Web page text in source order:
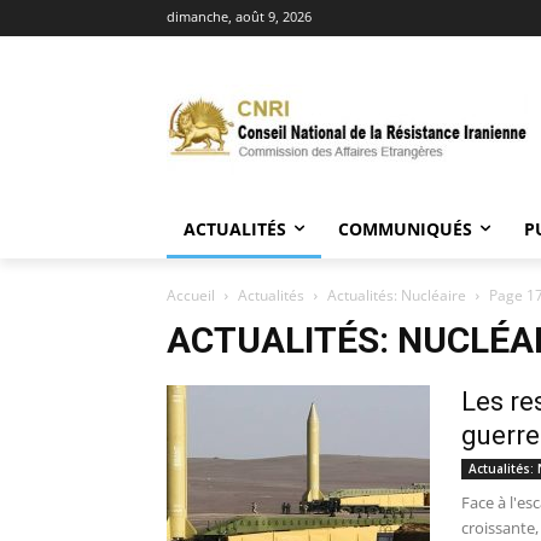
dimanche, août 9, 2026
ACTUALITÉS COMMUNIQUÉS
Accueil Actualités Actualités: Nucléaire Page
ACTUALITÉS:
Les
Actualités:
Face à